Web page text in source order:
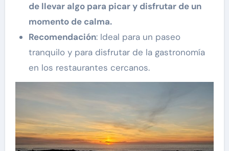
de llevar algo para picar y disfrutar de un
momento de calma.
Recomendación: Ideal para un paseo
tranquilo y para disfrutar de la gastronomía
en los restaurantes cercanos.